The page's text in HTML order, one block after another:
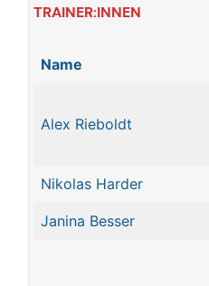
TRAINER:INNEN
Name
Alex Rieboldt
Nikolas Harder
Janina Besser